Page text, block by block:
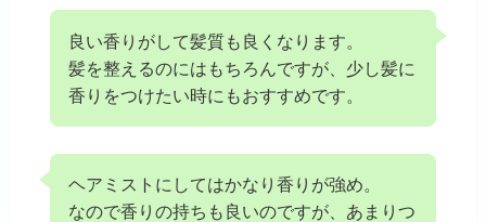
良い香りがして髪質も良くなります。
髪を整えるのにはもちろんですが、少し髪に
香りをつけたい時にもおすすめです。
ヘアミストにしてはかなり香りが強め。
なので香りの持ちも良いのですが、あまりつ